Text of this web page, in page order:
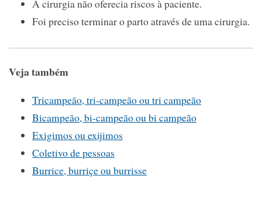
A cirurgia não oferecia riscos à paciente.
Foi preciso terminar o parto através de uma cirurgia.
Veja também
Tricampeão, tri-campeão ou tri campeão
Bicampeão, bi-campeão ou bi campeão
Exigimos ou exijimos
Coletivo de pessoas
Burrice, burriçe ou burrisse